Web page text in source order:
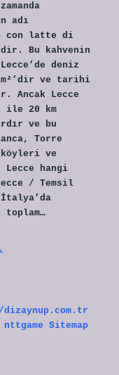
adı
con latte di
Bu kahvenin
deniz
ve tarihi
Ancak Lecce
ile 20 km
ve bu
Torre
köyleri ve
hangi
/ Temsil
toplam…
nttgame Sitemap